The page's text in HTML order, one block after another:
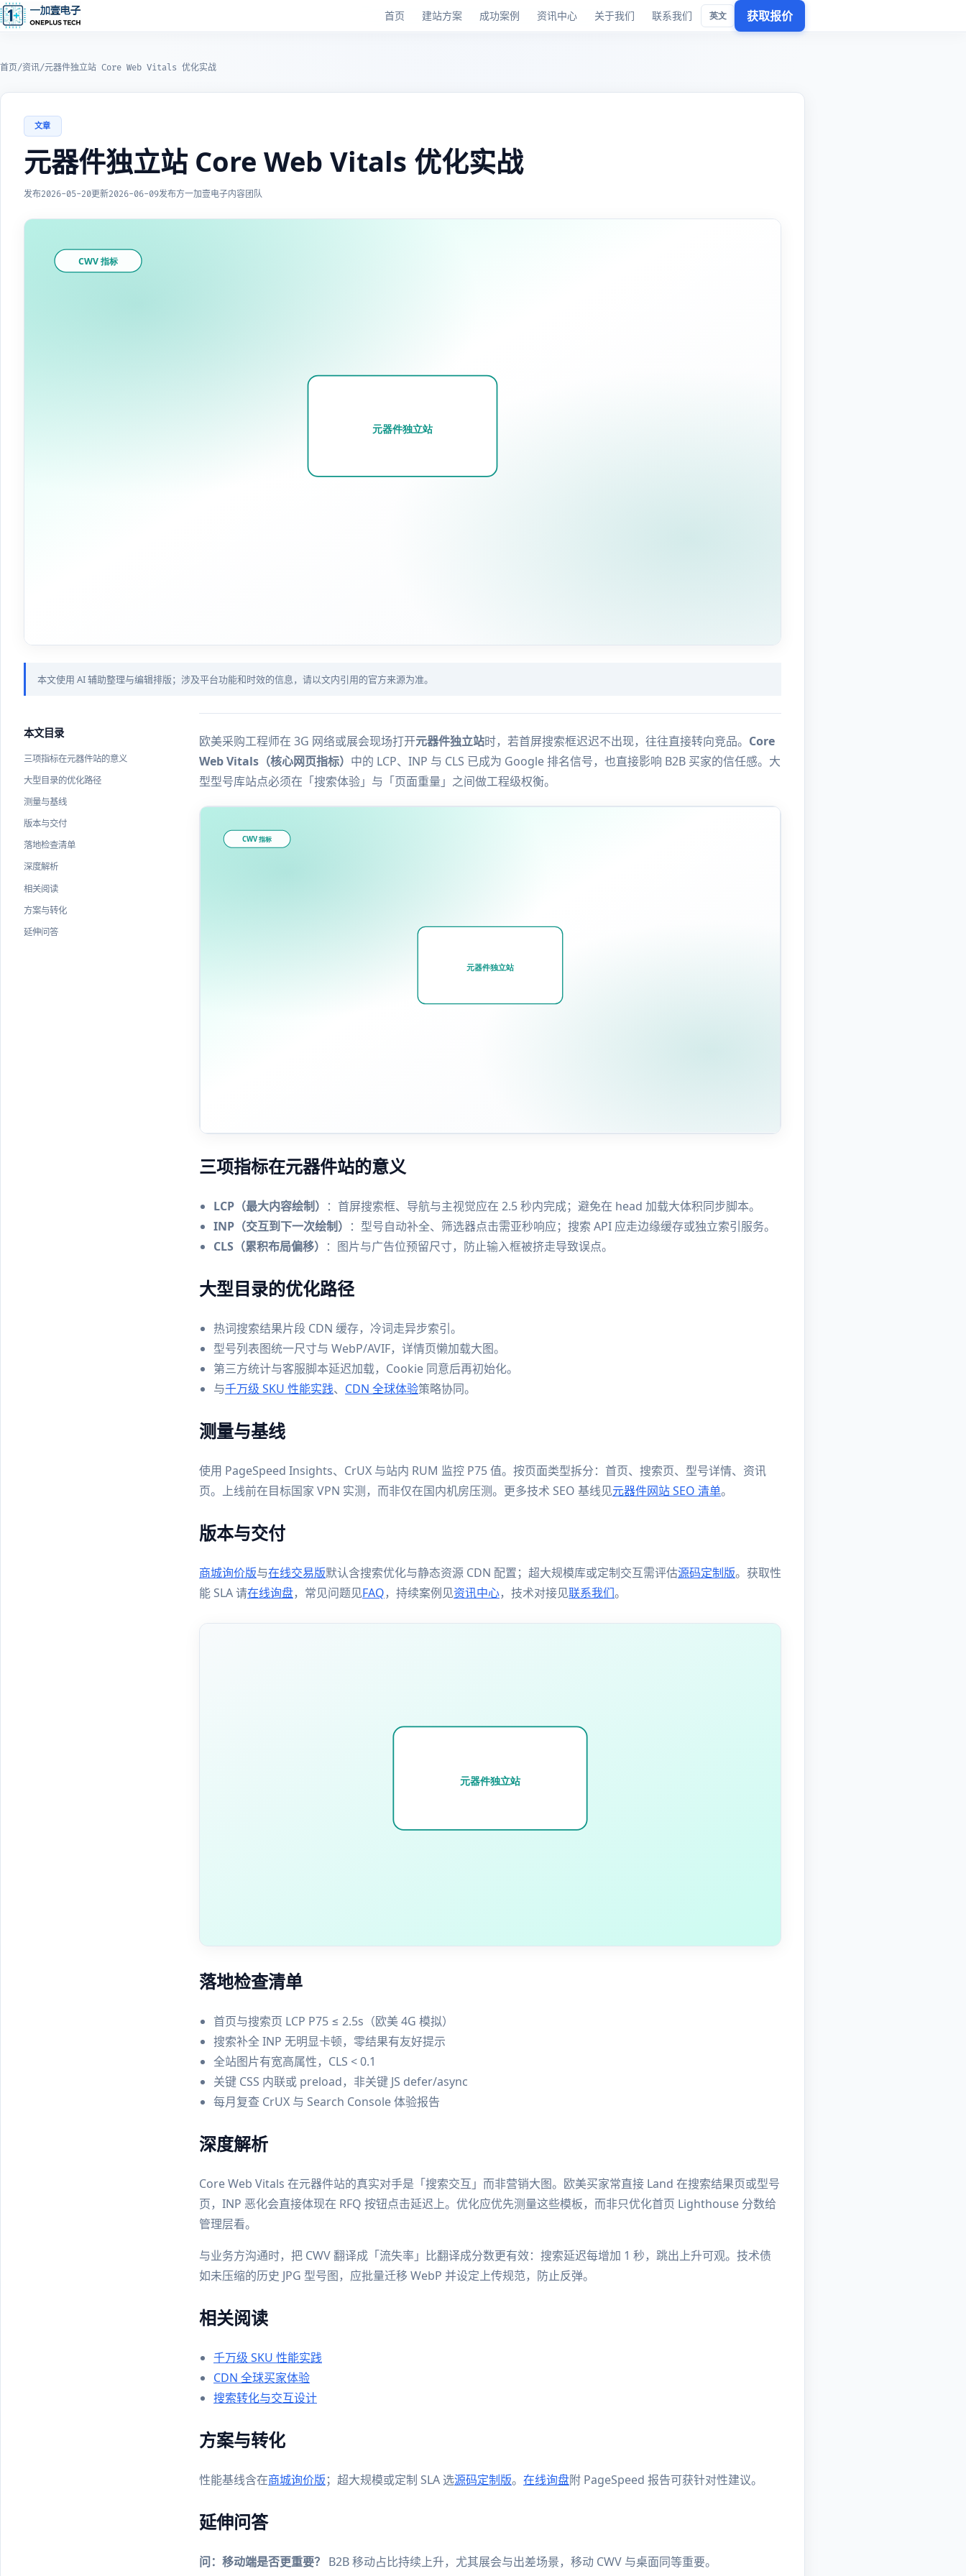
首页 建站方案 成功案例 资讯中心 关于我们 联系我们 英文 获取报价
首页/资讯/元器件独立站 Core Web Vitals 优化实战
文章
元器件独立站 Core Web Vitals 优化实战
发布2026-05-20更新2026-06-09发布方一加壹电子内容团队
本文使用 AI 辅助整理与编辑排版；涉及平台功能和时效的信息，请以文内引用的官方来源为准。
本文目录
三项指标在元器件站的意义
大型目录的优化路径
测量与基线
版本与交付
落地检查清单
深度解析
相关阅读
方案与转化
延伸问答
欧美采购工程师在 3G 网络或展会现场打开元器件独立站时，若首屏搜索框迟迟不出现，往往直接转向竞品。 Core
Web Vitals（核心网页指标） 中的 LCP、INP 与 CLS 已成为 Google 排名信号，也直接影响 B2B 买家的信任感。大
型型号库站点必须在「搜索体验」与「页面重量」之间做工程级权衡。
三项指标在元器件站的意义
LCP（最大内容绘制） ：首屏搜索框、导航与主视觉应在 2.5 秒内完成；避免在 head 加载大体积同步脚本。
INP（交互到下一次绘制） ：型号自动补全、筛选器点击需亚秒响应；搜索 API 应走边缘缓存或独立索引服务。
CLS（累积布局偏移） ：图片与广告位预留尺寸，防止输入框被挤走导致误点。
大型目录的优化路径
热词搜索结果片段 CDN 缓存，冷词走异步索引。
型号列表图统一尺寸与 WebP/AVIF，详情页懒加载大图。
第三方统计与客服脚本延迟加载，Cookie 同意后再初始化。
与千万级 SKU 性能实践、 CDN 全球体验策略协同。
测量与基线
使用 PageSpeed Insights、CrUX 与站内 RUM 监控 P75 值。按页面类型拆分：首页、搜索页、型号详情、资讯
页。上线前在目标国家 VPN 实测，而非仅在国内机房压测。更多技术 SEO 基线见元器件网站 SEO 清单。
版本与交付
商城询价版与在线交易版默认含搜索优化与静态资源 CDN 配置；超大规模库或定制交互需评估源码定制版。获取性
能 SLA 请在线询盘，常见问题见FAQ，持续案例见资讯中心，技术对接见联系我们。
落地检查清单
首页与搜索页 LCP P75 ≤ 2.5s（欧美 4G 模拟）
搜索补全 INP 无明显卡顿，零结果有友好提示
全站图片有宽高属性，CLS < 0.1
关键 CSS 内联或 preload，非关键 JS defer/async
每月复查 CrUX 与 Search Console 体验报告
深度解析
Core Web Vitals 在元器件站的真实对手是「搜索交互」而非营销大图。欧美买家常直接 Land 在搜索结果页或型号
页，INP 恶化会直接体现在 RFQ 按钮点击延迟上。优化应优先测量这些模板，而非只优化首页 Lighthouse 分数给
管理层看。
与业务方沟通时，把 CWV 翻译成「流失率」比翻译成分数更有效：搜索延迟每增加 1 秒，跳出上升可观。技术债
如未压缩的历史 JPG 型号图，应批量迁移 WebP 并设定上传规范，防止反弹。
相关阅读
千万级 SKU 性能实践
CDN 全球买家体验
搜索转化与交互设计
方案与转化
性能基线含在商城询价版；超大规模或定制 SLA 选源码定制版。 在线询盘附 PageSpeed 报告可获针对性建议。
延伸问答
问：移动端是否更重要？ B2B 移动占比持续上升，尤其展会与出差场景，移动 CWV 与桌面同等重要。